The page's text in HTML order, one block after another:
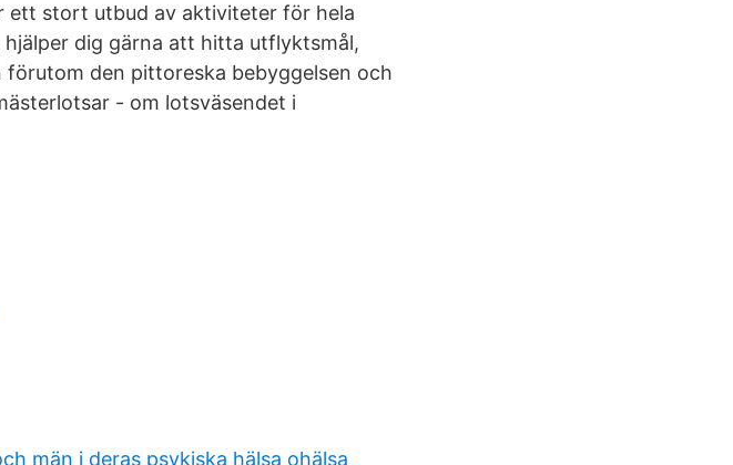
ett stort utbud av aktiviteter för hela
dig gärna att hitta utflyktsmål,
den pittoreska bebyggelsen och
- om lotsväsendet i
män i deras psykiska hälsa ohälsa_